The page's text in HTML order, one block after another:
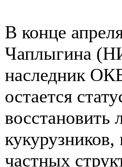
В конце
Чаплыгина
наследник
остается
восстановить
частных